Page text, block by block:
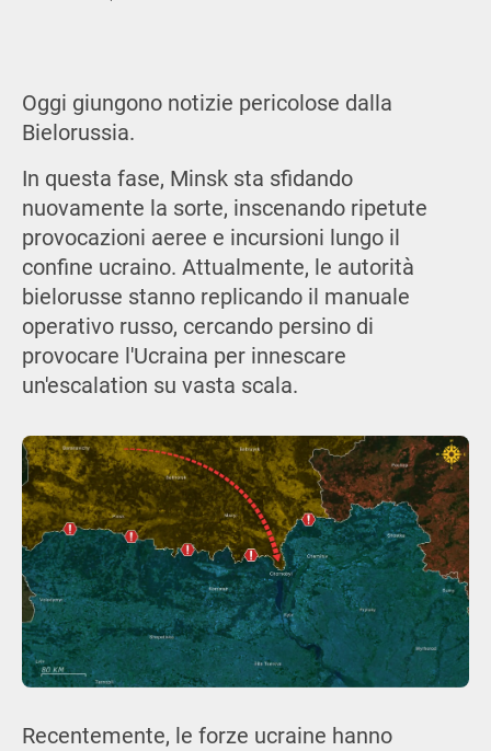
Oggi giungono notizie pericolose dalla
Bielorussia.
In questa fase, Minsk sta sfidando
nuovamente la sorte, inscenando ripetute
provocazioni aeree e incursioni lungo il
confine ucraino. Attualmente, le autorità
bielorusse stanno replicando il manuale
operativo russo, cercando persino di
provocare l'Ucraina per innescare
un'escalation su vasta scala.
Recentemente, le forze ucraine hanno